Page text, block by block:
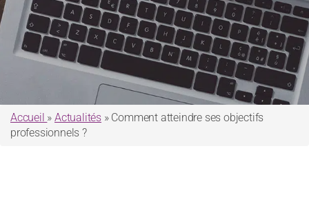
Accueil »Actualités » Comment atteindre ses objectifs
professionnels ?